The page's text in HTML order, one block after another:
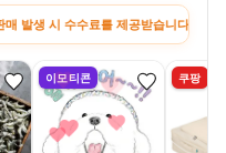
은 토스쇼핑 쉐어링크 활동
이모티콘 쿠팡